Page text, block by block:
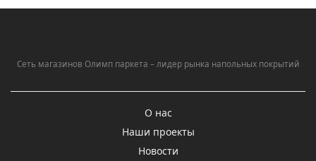
Сеть магазинов Олимп паркета – лидер рынка напольных покрытий
О нас
Наши проекты
Новости